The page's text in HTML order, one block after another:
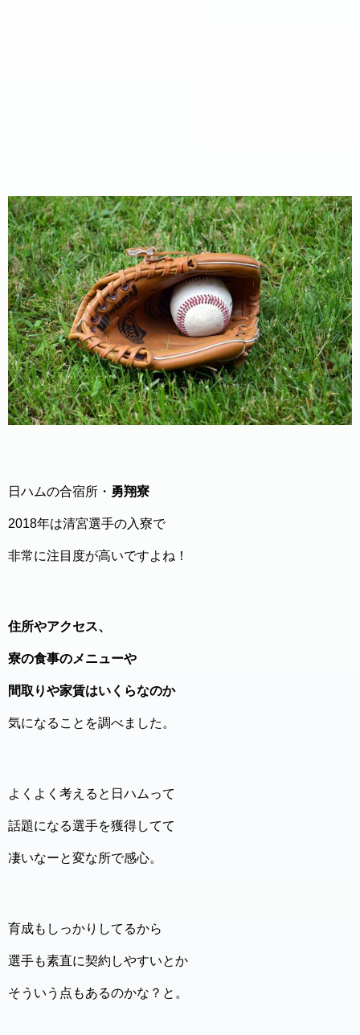
日ハムの合宿所・ 勇翔寮
2018年は清宮選手の入寮で
非常に注目度が高いですよね！
住所やアクセス、
寮の食事のメニューや
間取りや家賃はいくらなのか
気になることを調べました。
よくよく考えると日ハムって
話題になる選手を獲得してて
凄いなーと変な所で感心。
育成もしっかりしてるから
選手も素直に契約しやすいとか
そういう点もあるのかな？と。